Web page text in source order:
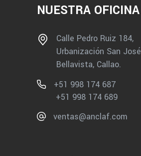
NUESTRA OFICINA
Calle Pedro Ruiz 184,
Urbanización San José
Bellavista, Callao.
+51 998 174 687
+51 998 174 689
ventas@anclaf.com